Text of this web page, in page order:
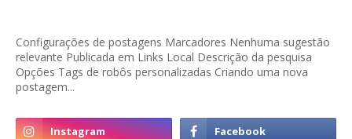
Configurações de postagens Marcadores Nenhuma sugestão
relevante Publicada em Links Local Descrição da pesquisa
Opções Tags de robôs personalizadas Criando uma nova
postagem...